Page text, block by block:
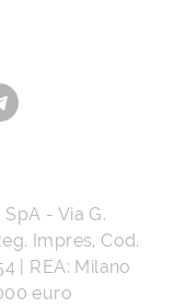
SpA - Via G.
Impres, Cod.
| REA: Milano
euro